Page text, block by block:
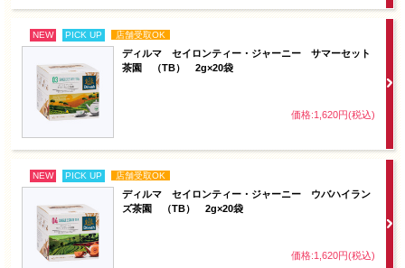
NEW PICK UP 店舗受取OK
ディルマ セイロンティー・ジャーニー サマーセット
茶園 （TB） 2g×20袋
価格:1,620円(税込)
NEW PICK UP 店舗受取OK
ディルマ セイロンティー・ジャーニー ウバハイラン
ズ茶園 （TB） 2g×20袋
価格:1,620円(税込)